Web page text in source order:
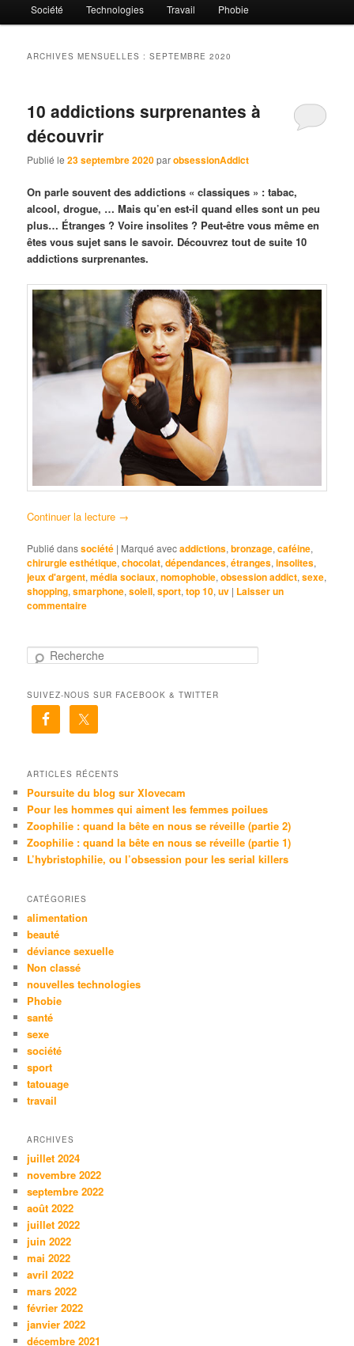
Société Technologies Travail Phobie
ARCHIVES MENSUELLES :SEPTEMBRE 2020
10 addictions surprenantes à
découvrir
Publié le23 septembre 2020parobsessionAddict
On parle souvent des addictions « classiques » : tabac,
alcool, drogue, … Mais qu’en est-il quand elles sont un peu
plus… Étranges ? Voire insolites ? Peut-être vous même en
êtes vous sujet sans le savoir. Découvrez tout de suite 10
addictions surprenantes.
Continuer la lecture →
Publié danssociété | Marqué avecaddictions,bronzage,caféine,
chirurgie esthétique,chocolat,dépendances,étranges,insolites,
jeux d'argent,média sociaux,nomophobie,obsession addict,sexe,
shopping,smarphone,soleil,sport,top 10,uv | Laisser un
commentaire
h
e
SUIVEZ-NOUS SUR FACEBOOK & TWITTER
ARTICLES RÉCENTS
Poursuite du blog sur Xlovecam
Pour les hommes qui aiment les femmes poilues
Zoophilie : quand la bête en nous se réveille (partie 2)
Zoophilie : quand la bête en nous se réveille (partie 1)
L’hybristophilie, ou l’obsession pour les serial killers
CATÉGORIES
alimentation
beauté
déviance sexuelle
Non classé
nouvelles technologies
Phobie
santé
sexe
société
sport
tatouage
travail
ARCHIVES
juillet 2024
novembre 2022
septembre 2022
août 2022
juillet 2022
juin 2022
mai 2022
avril 2022
mars 2022
février 2022
janvier 2022
décembre 2021